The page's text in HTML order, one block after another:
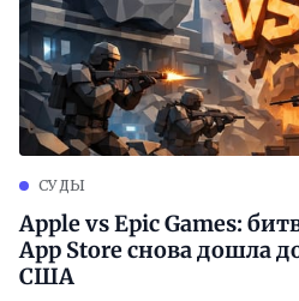
СУДЫ
Apple vs Epic Games:
App Store снова дошла
США